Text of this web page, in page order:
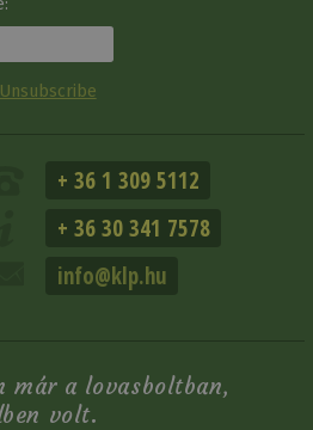
Unsubscribe
+ 36 1 309 5112
+ 36 30 341 7578
info@klp.hu
már a lovasboltban,
volt.